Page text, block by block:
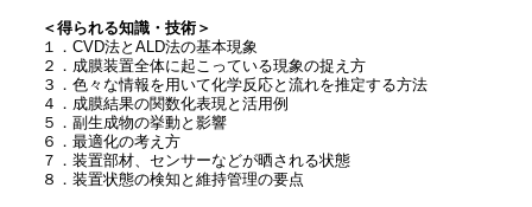
＜得られる知識・技術＞
１．CVD法とALD法の基本現象
２．成膜装置全体に起こっている現象の捉え方
３．色々な情報を用いて化学反応と流れを推定する方法
４．成膜結果の関数化表現と活用例
５．副生成物の挙動と影響
６．最適化の考え方
７．装置部材、センサーなどが晒される状態
８．装置状態の検知と維持管理の要点